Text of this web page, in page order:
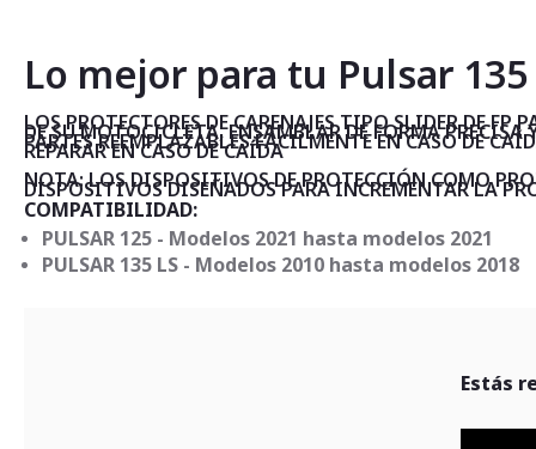
Lo mejor para tu Pulsar
LOS PROTECTORES DE CARENAJES TIPO SLIDER DE
DE SU MOTOCICLETA, ENSAMBLAR DE FORMA
PARTES REEMPLAZABLES FÁCILMENTE EN CASO DE
REPARAR EN CASO DE CAÍDA
NOTA: LOS DISPOSITIVOS DE PROTECCIÓN COMO
DISPOSITIVOS DISEÑADOS PARA INCREMENTAR LA
COMPATIBILIDAD:
PULSAR 125 - Modelos 2021 hasta modelos 2021
PULSAR 135 LS - Modelos 2010 hasta modelos 2018
Estás